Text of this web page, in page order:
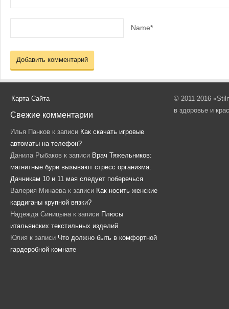
Name*
Карта Сайта
Свежие комментарии
Илья Панков к записи Как скачать игровые
автоматы на телефон?
Данила Рыбаков к записи Врач Тяжельников:
магнитные бури вызывают стресс организма.
Дачникам 10 и 11 мая следует поберечься
Валерия Минаева к записи Как носить женские
кардиганы крупной вязки?
Надежда Синицына к записи Плюсы
итальянских текстильных изделий
Юлия к записи Что должно быть в комфортной
гардеробной комнате
© 2011-2016
в здоровье и